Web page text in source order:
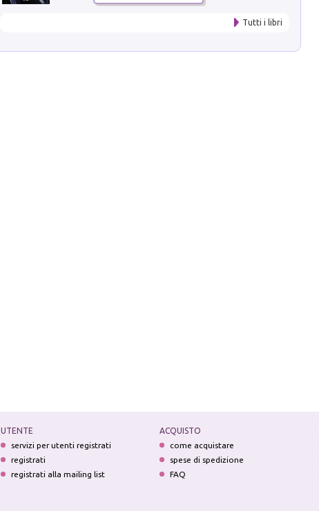
Tutti i libri
UTENTE
servizi per utenti registrati
registrati
registrati alla mailing list
ACQUISTO
come acquistare
spese di spedizione
FAQ